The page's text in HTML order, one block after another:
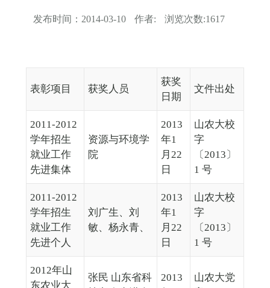
发布时间： 2014-03-10 作者: 浏览次数:1617
表彰项目 获奖人员
获奖
日期
文件出处
2011-2012
学年招生
就业工作
先进集体
资源与环境学
院
2013
年1
月22
日
山农大校
字
〔2013〕
1 号
2011-2012
学年招生
就业工作
先进个人
刘广生、刘
敏、杨永青、
2013
年1
月22
日
山农大校
字
〔2013〕
1 号
2012年山
东农业大
张民 山东省科
2013
山农大党